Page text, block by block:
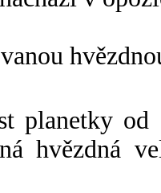
planetky od
hvězdná